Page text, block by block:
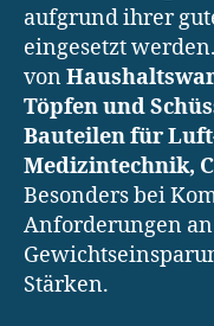
aufgrund ihrer
eingesetzt
von
Töpfen und
Bauteilen für
Medizintechnik,
Besonders bei
Anforderungen
Stärken.